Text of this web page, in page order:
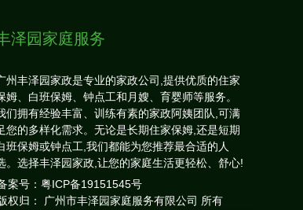
泽园家庭服务
州丰泽园家政是专业的家政公司,提供优质的住家
姆、白班保姆、钟点工和月嫂、育婴师等服务。
们拥有经验丰富、训练有素的家政阿姨团队,可满
您的多样化需求。无论是长期住家保姆,还是短期
班保姆或钟点工,我们都能为您推荐最合适的人
。选择丰泽园家政,让您的家庭生活更轻松、舒心!
案号： 粤ICP备19151545号
权归： 广州市丰泽园家庭服务有限公司 所有